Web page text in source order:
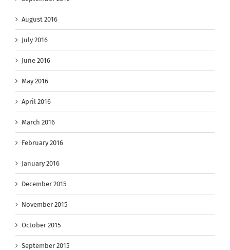
August 2016
July 2016
June 2016
May 2016
April 2016
March 2016
February 2016
January 2016
December 2015
November 2015
October 2015
September 2015